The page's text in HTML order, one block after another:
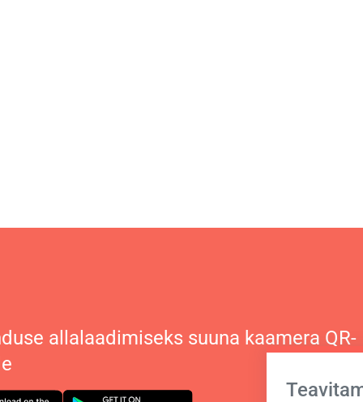
allalaadimiseks suuna kaamera QR-